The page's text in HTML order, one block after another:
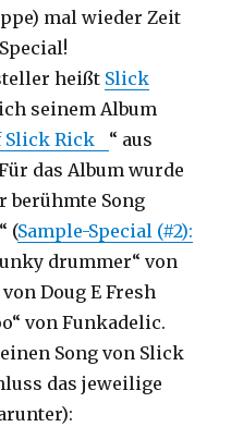
mal wieder Zeit
heißt Slick
seinem Album
Slick Rick
“ aus
das Album wurde
berühmte Song
(Sample-Special (#2):
drummer“ von
Doug E Fresh
von Funkadelic.
Song von Slick
das jeweilige